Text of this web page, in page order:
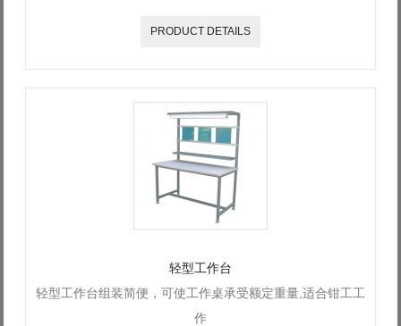
PRODUCT DETAILS
轻型工作台
轻型工作台组装简便，可使工作桌承受额定重量,适合钳工工
作